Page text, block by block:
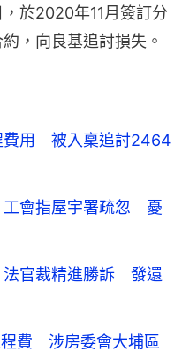
於2020年11月簽訂分
，向良基追討損失。
費用 被入稟追討2464
會指屋宇署疏忽 憂
官裁精進勝訴 發還
費 涉房委會大埔區